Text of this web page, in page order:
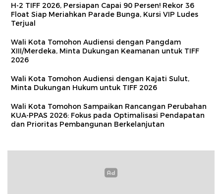
H-2 TIFF 2026, Persiapan Capai 90 Persen! Rekor 36
Float Siap Meriahkan Parade Bunga, Kursi VIP Ludes
Terjual
Wali Kota Tomohon Audiensi dengan Pangdam
XIII/Merdeka, Minta Dukungan Keamanan untuk TIFF
2026
Wali Kota Tomohon Audiensi dengan Kajati Sulut,
Minta Dukungan Hukum untuk TIFF 2026
Wali Kota Tomohon Sampaikan Rancangan Perubahan
KUA-PPAS 2026: Fokus pada Optimalisasi Pendapatan
dan Prioritas Pembangunan Berkelanjutan